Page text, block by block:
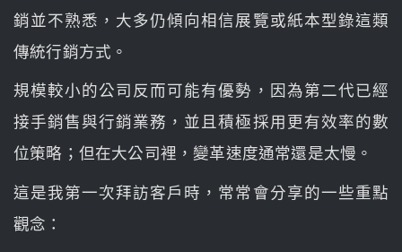
銷並不熟悉，大多仍傾向相信展覽或紙本型錄這類
傳統行銷方式。
規模較小的公司反而可能有優勢，因為第二代已經
接手銷售與行銷業務，並且積極採用更有效率的數
位策略；但在大公司裡，變革速度通常還是太慢。
這是我第一次拜訪客戶時，常常會分享的一些重點
觀念：